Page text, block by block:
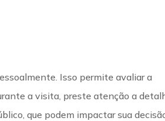
Isso permite avaliar a
a visita, preste atenção a
que podem impactar sua